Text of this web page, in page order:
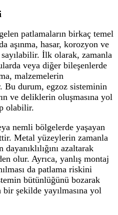
patlamaların birkaç temel
aşınma, hasar, korozyon ve
İlk olarak, zamanla
veya diğer bileşenlerde
malzemelerin
Bu durum, egzoz sisteminin
ve deliklerin oluşmasına yol
olabilir.
nemli bölgelerde yaşayan
Metal yüzeylerin zamanla
azaltarak
olur. Ayrıca, yanlış montaj
da patlama riskini
bütünlüğünü bozarak
bir şekilde yayılmasına yol